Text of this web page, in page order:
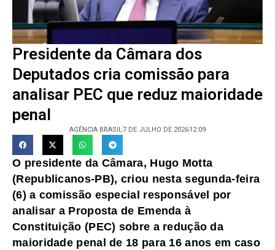
Presidente da Câmara dos
Deputados cria comissão para
analisar PEC que reduz maioridade
penal
AGÊNCIA BRASIL 7 DE JULHO DE 202612:09
O presidente da Câmara, Hugo Motta
(Republicanos-PB), criou nesta segunda-feira
(6) a comissão especial responsável por
analisar a Proposta de Emenda à
Constituição (PEC) sobre a redução da
maioridade penal de 18 para 16 anos em caso